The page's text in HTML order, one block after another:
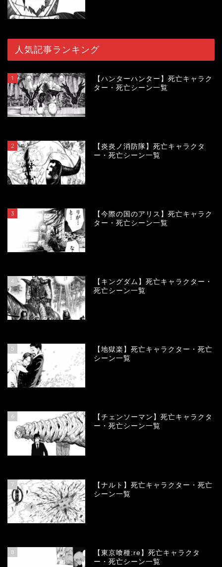
人気記事ランキング
1
【ハンターハンター】死亡キャラク
ター・死亡シーン一覧
2
【炎炎ノ消防隊】死亡キャラクタ
ー・死亡シーン一覧
3
【今際の国のアリス】死亡キャラク
ター・死亡シーン一覧
4
【キングダム】死亡キャラクター・
死亡シーン一覧
5
【地獄楽】死亡キャラクター・死亡
シーン一覧
6
【チェンソーマン】死亡キャラクタ
ー・死亡シーン一覧
7
【ナルト】死亡キャラクター・死亡
シーン一覧
8
【東京喰種:re】死亡キャラクタ
ー・死亡シーン一覧